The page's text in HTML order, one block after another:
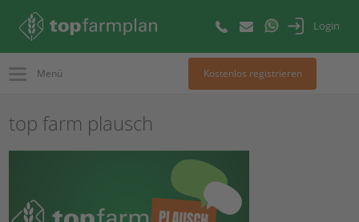
Login
Menü Kostenlos registrieren
top farm plausch